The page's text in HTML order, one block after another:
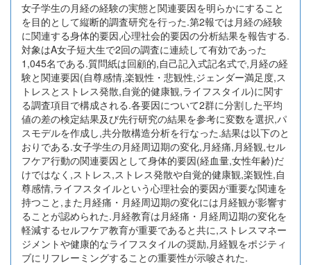
女子学生の月経の経験の実態と関連要因を明らかにすること
を目的として縦断的調査研究を行った.第2報では月経の経験
に関連する身体的要因,心理社会的要因の分析結果を報告する.
対象はA女子短大生で2回の調査に連続して有効であった
1,045名である.質問紙は回顧的,自己記入式記名式で,月経の経
験と関連要因(自尊感情,楽観性・悲観性,ジェンダー満足度,ス
トレスとストレス発散,自覚的健康観,ライフスタイル)に関す
る調査項目で構成される.各要因について2群に分割した平均
値の差の検定結果及び先行研究の結果を参考に変数を選択,パ
スモデルを作成し,共分散構造分析を行なった.結果は以下のと
おりである.女子学生の月経周辺期の変化,月経痛,月経観,セル
フケア行動の関連要因として身体的要因(経血量,女性年齢)だ
けではなく,ストレス,ストレス発散や自覚的健康観,楽観性,自
尊感情,ライフスタイルという心理社会的要因が重要な関連を
持つこと,また月経痛・月経周辺期の変化には月経観が影響す
ることが認められた.月経教育は月経痛・月経周辺期の変化を
軽減するセルフケア教育が重要であると共に,ストレスマネー
ジメントや健康的なライフスタイルの奨励,月経観をポジティ
ブにリフレーミングすることの重要性が示唆された.